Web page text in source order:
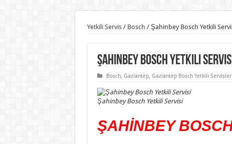
Yetkili Servis / Bosch / Şahinbey Bosch Yetkili
Şahinbey Bosch Yetkili
Bosch, Gaziantep, Gaziantep Bosch Yetkili Servisleri
Şahinbey Bosch Yetkili Servisi
ŞAHİNBEY